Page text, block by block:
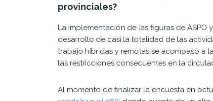
provinciales?
La implementación de las figuras de ASPO
desarrollo de casi la totalidad de las
trabajo híbridas y remotas se acompasó a
las restricciones consecuentes en la
Al momento de finalizar la encuesta en